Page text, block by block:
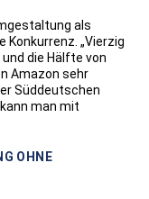
als
„Vierzig
die Hälfte von
Amazon sehr
Süddeutschen
man mit
OHNE